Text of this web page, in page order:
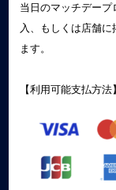
当日のマッチデー
入、もしくは店舗
ます。
【利用可能支払方法】